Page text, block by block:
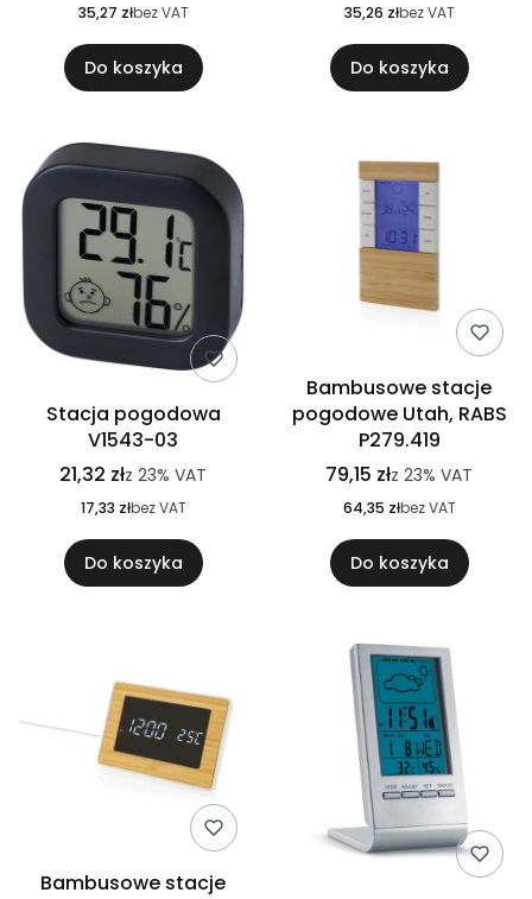
35,27 złbez VAT
Do koszyka
35,26 złbez VAT
Do koszyka
Stacja pogodowa
V1543-03
21,32 złz 23% VAT
17,33 złbez VAT
Do koszyka
Bambusowe stacje
pogodowe Utah, RABS
P279.419
79,15 złz 23% VAT
64,35 złbez VAT
Do koszyka
Bambusowe stacje